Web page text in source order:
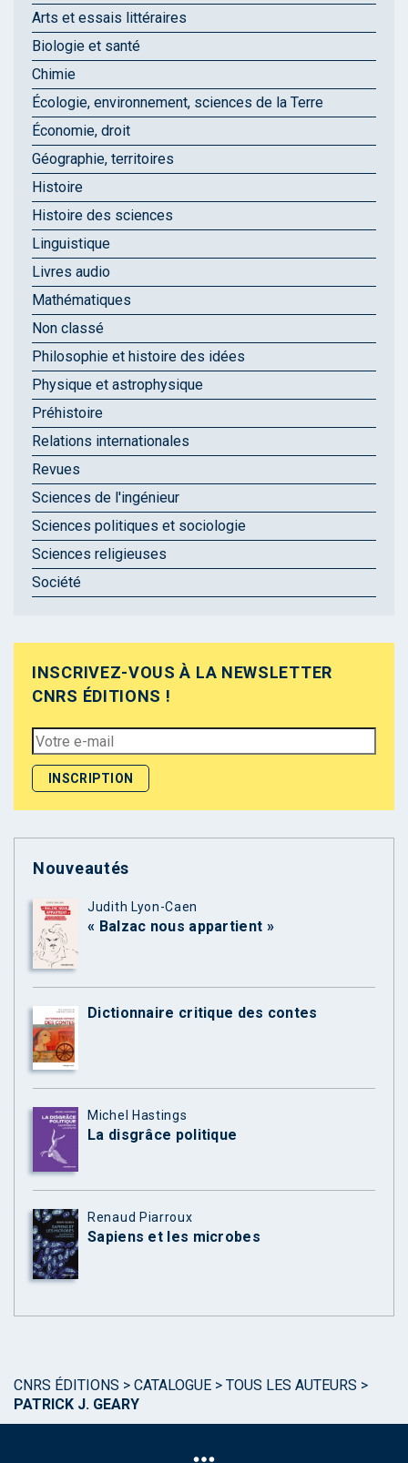
Arts et essais littéraires
Biologie et santé
Chimie
Écologie, environnement, sciences de la Terre
Économie, droit
Géographie, territoires
Histoire
Histoire des sciences
Linguistique
Livres audio
Mathématiques
Non classé
Philosophie et histoire des idées
Physique et astrophysique
Préhistoire
Relations internationales
Revues
Sciences de l'ingénieur
Sciences politiques et sociologie
Sciences religieuses
Société
INSCRIVEZ-VOUS À LA NEWSLETTER
CNRS ÉDITIONS !
Nouveautés
Judith Lyon-Caen
« Balzac nous appartient »
Dictionnaire critique des contes
Michel Hastings
La disgrâce politique
Renaud Piarroux
Sapiens et les microbes
CNRS ÉDITIONS > CATALOGUE > TOUS LES AUTEURS >
PATRICK J. GEARY